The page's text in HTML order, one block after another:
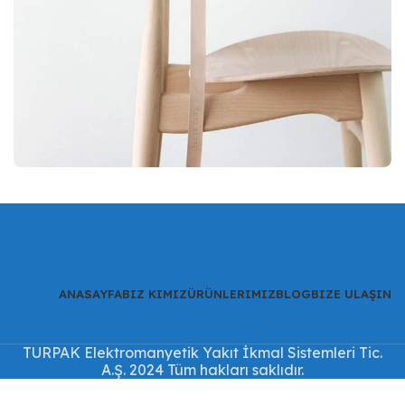
ANASAYFABIZ KIMIZÜRÜNLERIMIZBLOGBIZE ULAŞIN
TURPAK Elektromanyetik Yakıt İkmal Sistemleri Tic.
A.Ş. 2024 Tüm hakları saklıdır.